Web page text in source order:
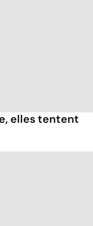
elles tentent